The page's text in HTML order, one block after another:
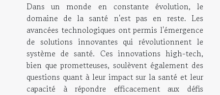
Dans un monde en constante évolution, le
domaine de la santé n'est pas en reste. Les
avancées technologiques ont permis l'émergence
de solutions innovantes qui révolutionnent le
système de santé. Ces innovations high-tech,
bien que prometteuses, soulèvent également des
questions quant à leur impact sur la santé et leur
capacité à répondre efficacement aux défis